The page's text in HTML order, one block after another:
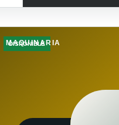
DISPONIBLE
MAQUINARIA